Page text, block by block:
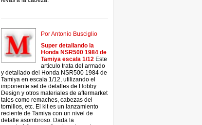
Por Antonio Busciglio
Super detallando la
Honda NSR500 1984 de
Tamiya escala 1/12 Este
articulo trata del armado
y detallado del Honda NSR500 1984 de
Tamiya en escala 1/12, utilizando el
imponente set de detalles de Hobby
Design y otros materiales de aftermarket
tales como remaches, cabezas del
tornillos, etc. El kit es un lanzamiento
reciente de Tamiya con un nivel de
detalle asombroso. Dada la